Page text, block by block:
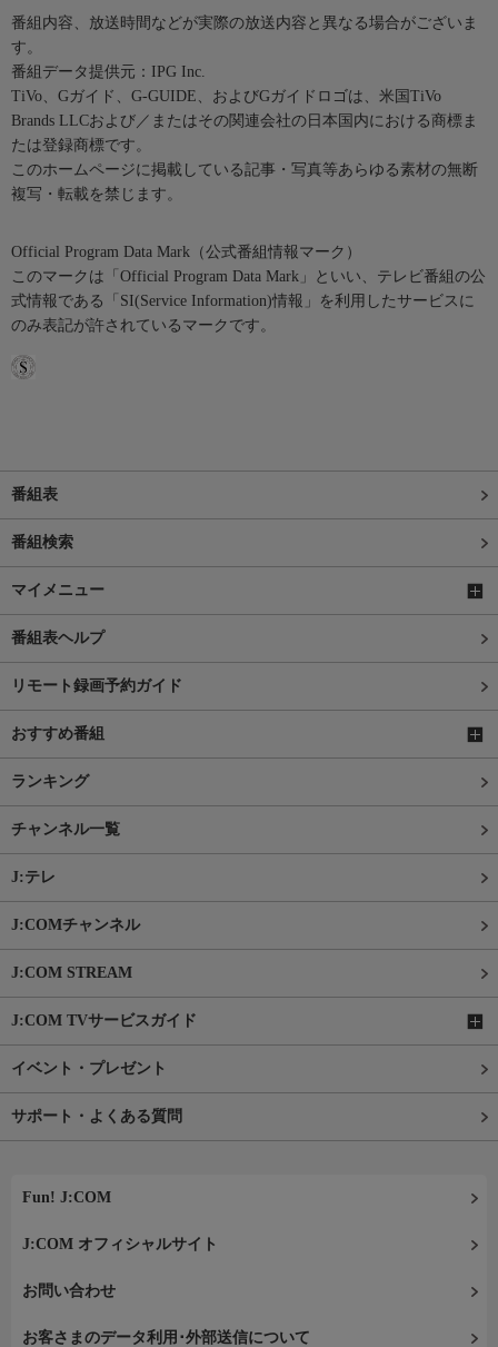
番組内容、放送時間などが実際の放送内容と異なる場合がございま
す。
番組データ提供元：IPG Inc.
TiVo、Gガイド、G-GUIDE、およびGガイドロゴは、米国TiVo
Brands LLCおよび／またはその関連会社の日本国内における商標ま
たは登録商標です。
このホームページに掲載している記事・写真等あらゆる素材の無断
複写・転載を禁じます。
Official Program Data Mark（公式番組情報マーク）
このマークは「Official Program Data Mark」といい、テレビ番組の公
式情報である「SI(Service Information)情報」を利用したサービスに
のみ表記が許されているマークです。
番組表
番組検索
マイメニュー
番組表ヘルプ
リモート録画予約ガイド
おすすめ番組
ランキング
チャンネル一覧
J:テレ
J:COMチャンネル
J:COM STREAM
J:COM TVサービスガイド
イベント・プレゼント
サポート・よくある質問
Fun! J:COM
J:COM オフィシャルサイト
お問い合わせ
お客さまのデータ利用･外部送信について